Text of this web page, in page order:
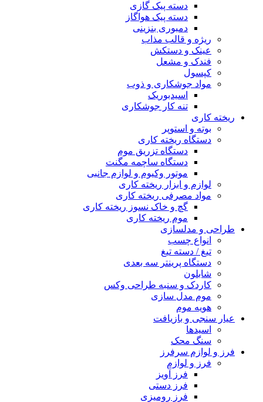
دسته پیک گازی
دسته پیک هواگاز
دمبوری بنزینی
ریژه و قالب مذاب
عینک و دستکش
فندک و مشعل
کپسول
مواد جوشکاری و ذوب
اسیدبوریک
تنه کار جوشکاری
ریخته کاری
بوته و استوپر
دستگاه ریخته کاری
دستگاه تزریق موم
دستگاه ساچمه مگنت
موتور وکیوم و لوازم جانبی
لوازم و ابزار ریخته کاری
مواد مصرفی ریخته کاری
گچ و خاک نسوز ریخته کاری
موم ریخته کاری
طراحی و مدلسازی
انواع چسب
تیغ / دسته تیغ
دستگاه پرینتر سه بعدی
شابلون
کاردک و سنبه طراحی وکس
موم مدل سازی
هویه موم
عیار سنجی و بازیافت
اسیدها
سنگ محک
فرز و لوازم سرفرز
فرز و لوازم
فرز آویز
فرز دستی
فرز رومیزی